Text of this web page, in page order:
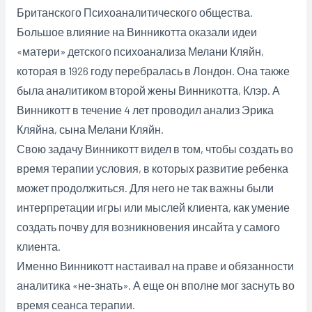
Британского Психоаналитического общества.
Большое влияние на Винникотта оказали идеи
«матери» детского психоанализа Мелани Кляйн,
которая в 1926 году перебралась в Лондон. Она также
была аналитиком второй жены Винникотта, Клэр. А
Винникотт в течение 4 лет проводил анализ Эрика
Кляйна, сына Мелани Кляйн.
Свою задачу Винникотт видел в том, чтобы создать во
время терапии условия, в которых развитие ребенка
может продолжиться. Для него не так важны были
интерпретации игры или мыслей клиента, как умение
создать почву для возникновения инсайта у самого
клиента.
Именно Винникотт настаивал на праве и обязанности
аналитика «не-знать». А еще он вполне мог заснуть во
время сеанса терапии.